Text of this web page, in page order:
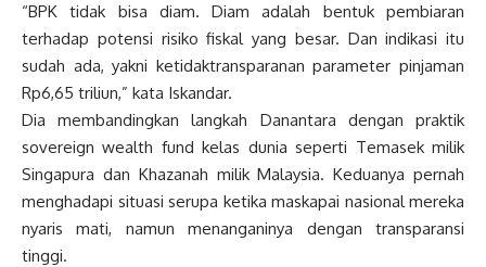
“BPK tidak bisa diam. Diam adalah bentuk pembiaran
terhadap potensi risiko fiskal yang besar. Dan indikasi itu
sudah ada, yakni ketidaktransparanan parameter pinjaman
Rp6,65 triliun,” kata Iskandar.
Dia membandingkan langkah Danantara dengan praktik
sovereign wealth fund kelas dunia seperti Temasek milik
Singapura dan Khazanah milik Malaysia. Keduanya pernah
menghadapi situasi serupa ketika maskapai nasional mereka
nyaris mati, namun menanganinya dengan transparansi
tinggi.